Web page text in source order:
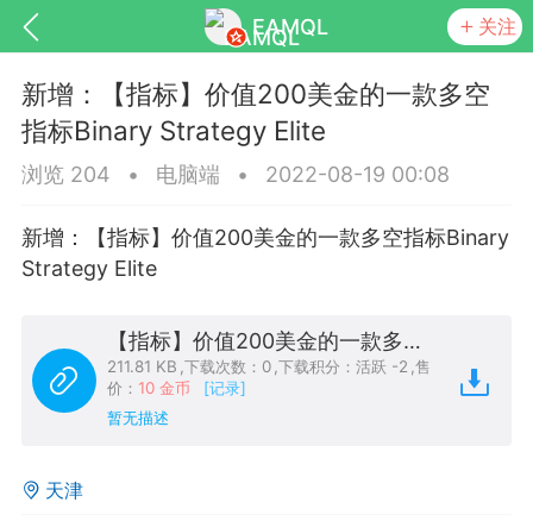
EAMQL 关注
匿名树洞 发起挑战 幸运转盘
Lv.9 神隐会员 靓号
EA+
电脑端 趋势
狼行黄金一次一单1.1你们期待的一
黄金一次一单1.0你们期待的一次一单
新增：【指标】价值200美金的一款多空
指标Binary Strategy Elite
浏览 204 • 电脑端 • 2022-08-19 00:08
新增：【指标】价值200美金的一款多空指标Binary
Strategy Elite
【指标】价值200美金的一款多空指标Binary Strategy Elite.ex4
211.81 KB ,下载次数：0 ,下载积分：活跃 -2 ,售
价： 10 金币
[记录]
暂无描述
天津